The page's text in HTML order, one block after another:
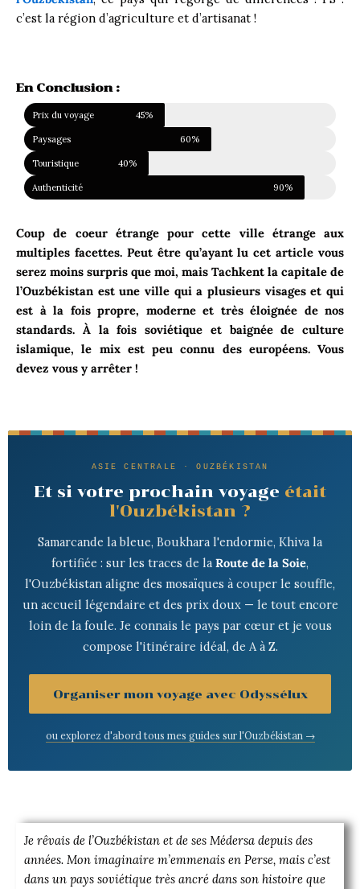
c’est la région d’agriculture et d’artisanat !
En Conclusion :
Prix du voyage 45%
Paysages 60%
Touristique 40%
Authenticité 90%
Coup de coeur étrange pour cette ville étrange aux
multiples facettes. Peut être qu’ayant lu cet article vous
serez moins surpris que moi, mais Tachkent la capitale de
l’Ouzbékistan est une ville qui a plusieurs visages et qui
est à la fois propre, moderne et très éloignée de nos
standards. À la fois soviétique et baignée de culture
islamique, le mix est peu connu des européens. Vous
devez vous y arrêter !
ASIE CENTRALE · OUZBÉKISTAN
Et si votre prochain voyage était
l'Ouzbékistan ?
Samarcande la bleue, Boukhara l'endormie, Khiva la
fortifiée : sur les traces de la Route de la Soie,
l'Ouzbékistan aligne des mosaïques à couper le souffle,
un accueil légendaire et des prix doux — le tout encore
loin de la foule. Je connais le pays par cœur et je vous
compose l'itinéraire idéal, de A à Z.
Organiser mon voyage avec Odyssélux
ou explorez d'abord tous mes guides sur l'Ouzbékistan →
Je rêvais de l’Ouzbékistan et de ses Médersa depuis des
années. Mon imaginaire m’emmenais en Perse, mais c’est
dans un pays soviétique très ancré dans son histoire que